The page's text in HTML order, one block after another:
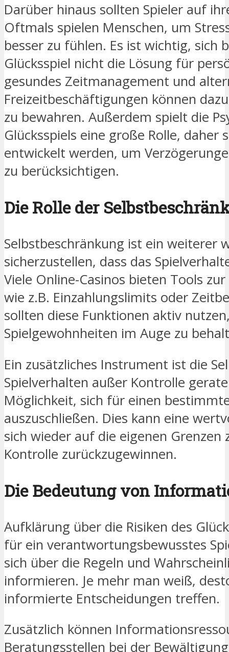
Darüber hinaus sollten Spieler auf
Oftmals spielen Menschen, um
besser zu fühlen. Es ist wichtig, sich
Glücksspiel nicht die Lösung für
gesundes Zeitmanagement und
Freizeitbeschäftigungen können
zu bewahren. Außerdem spielt die
Glücksspiels eine große Rolle, daher
entwickelt werden, um
zu berücksichtigen.
Die Rolle der
Selbstbeschränkung ist ein weiterer
sicherzustellen, dass das
Viele Online-Casinos bieten Tools
wie z.B. Einzahlungslimits oder
sollten diese Funktionen aktiv
Spielgewohnheiten im Auge zu
Ein zusätzliches Instrument ist die
Spielverhalten außer Kontrolle
Möglichkeit, sich für einen
auszuschließen. Dies kann eine
sich wieder auf die eigenen Grenzen
Kontrolle zurückzugewinnen.
Die Bedeutung von
Aufklärung über die Risiken des
für ein verantwortungsbewusstes
sich über die Regeln und
informieren. Je mehr man weiß,
informierte Entscheidungen treffen.
Zusätzlich können
Beratungsstellen bei der